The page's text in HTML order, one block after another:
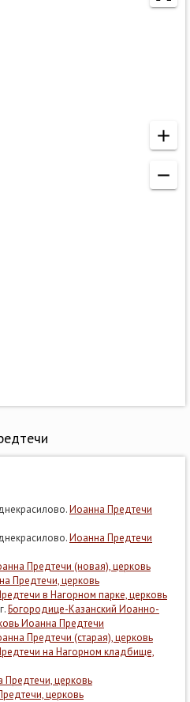
Иоанна Предтечи
Иоанна Предтечи
Предтечи (новая), церковь
Предтечи, церковь
в Нагорном парке, церковь
Богородице-Казанский Иоанно-
Иоанна Предтечи
Предтечи (старая), церковь
на Нагорном кладбище,
Предтечи, церковь
церковь